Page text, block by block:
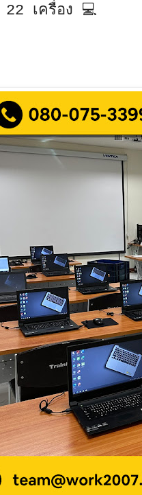
เครื่อง 💻